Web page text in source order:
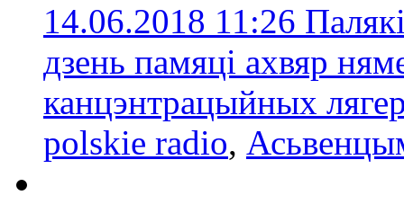
14.06.2018 11:26
дзень памяці ахвяр
канцэнтрацыйных
polskie radio,